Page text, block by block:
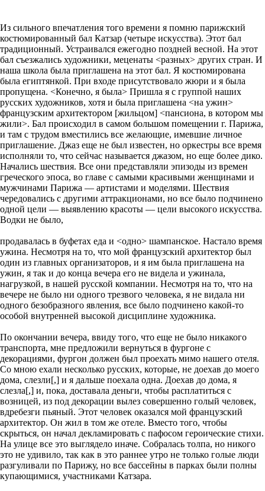
Из сильного впечатления того времени я помню парижский
костюмированный бал Катзар (четыре искусства). Этот бал
традиционный. Устраивался ежегодно поздней весной. На этот
бал съезжались художники, меценаты <разных> других стран. И
наша школа была приглашена на этот бал. Я костюмирована
была египтянкой. При входе присутствовало жюри и я была
пропущена. <Конечно, я была> Пришла я с группой наших
русских художников, хотя и была приглашена <на ужин>
французским архитектором [жильцом] <пансиона, в котором мы
жили>. Бал происходил в самом большом помещении г. Парижа,
и там с трудом вместились все желающие, имевшие личное
приглашение. Джаз еще не был известен, но оркестры все время
исполняли то, что сейчас называется джазом, но еще более дико.
Начались шествия. Все они представляли эпизоды из времен
греческого эпоса, во главе с самыми красивыми женщинами и
мужчинами Парижа — артистами и моделями. Шествия
чередовались с другими аттракционами, но все было подчинено
одной цели — выявлению красоты — цели высокого искусства.
Водки не было,
продавалась в буфетах еда и <одно> шампанское. Настало время
ужина. Несмотря на то, что мой французский архитектор был
один из главных организаторов, и я им была приглашена на
ужин, я так и до конца вечера его не видела и ужинала,
нагрузкой, в нашей русской компании. Несмотря на то, что на
вечере не было ни одного трезвого человека, я не видала ни
одного безобразного явления, все было подчинено какой-то
особой внутренней высокой дисциплине художника.
По окончании вечера, ввиду того, что еще не было никакого
транспорта, мне предложили вернуться в фургоне с
декорациями, фургон должен был проехать мимо нашего отеля.
Со мною ехали несколько русских, которые, не доехав до моего
дома, слезли[,] и я дальше поехала одна. Доехав до дома, я
слезла[,] и, пока, доставала деньги, чтобы расплатиться с
возницей, из под декорации вылез совершенно голый человек,
вдребезги пьяный. Этот человек оказался мой французский
архитектор. Он жил в том же отеле. Вместо того, чтобы
скрыться, он начал декламировать с пафосом героические стихи.
На улице все это выглядело иначе. Собралась толпа, но никого
это не удивило, так как в это раннее утро не только голые люди
разгуливали по Парижу, но все бассейны в парках были полны
купающимися, участниками Катзара.